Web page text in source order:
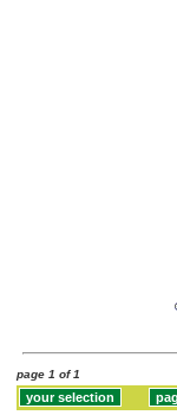
page 1 of 1